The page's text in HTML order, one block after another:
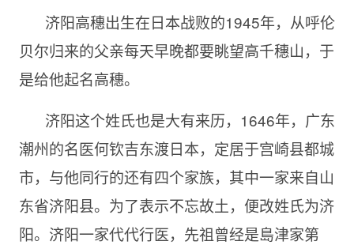
济阳高穗出生在日本战败的1945年，从呼伦
贝尔归来的父亲每天早晚都要眺望高千穗山，于
是给他起名高穗。
济阳这个姓氏也是大有来历， 1646年，广东
潮州的名医何钦吉东渡日本，定居于宫崎县都城
市，与他同行的还有四个家族，其中一家来自山
东省济阳县。为了表示不忘故土，便改姓氏为济
阳。济阳一家代代行医，先祖曾经是島津家第